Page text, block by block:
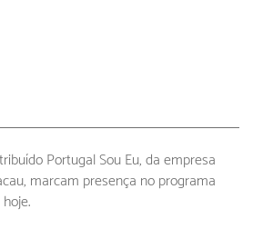
Portugal Sou Eu, da empresa
marcam presença no programa